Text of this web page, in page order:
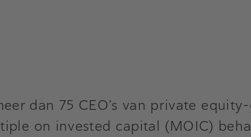
dan 75 CEO’s van private
on invested capital (MOIC)